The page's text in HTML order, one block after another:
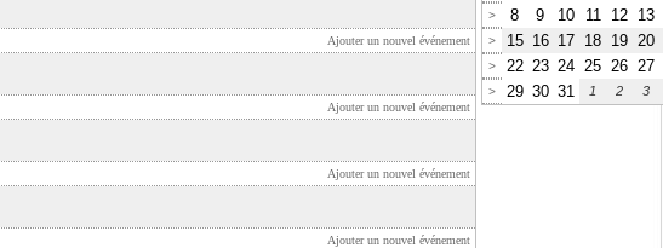
Ajouter un nouvel événement
Ajouter un nouvel événement
Ajouter un nouvel événement
Ajouter un nouvel événement
> 8 9 10 11 12 13
> 15 16 17 18 19 20
> 22 23 24 25 26 27
> 29 30 31 1 2 3